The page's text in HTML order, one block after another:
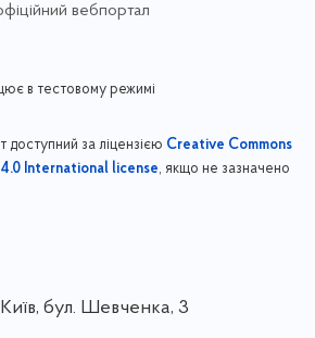
вебпортал
в тестовому режимі
доступний за ліцензією Creative Commons
International license, якщо не зазначено
бул. Шевченка, 3